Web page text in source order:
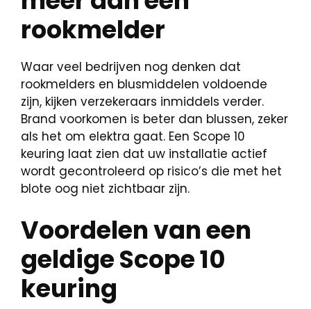
rookmelder
Waar veel bedrijven nog denken dat
rookmelders en blusmiddelen voldoende
zijn, kijken verzekeraars inmiddels verder.
Brand voorkomen is beter dan blussen, zeker
als het om elektra gaat. Een Scope 10
keuring laat zien dat uw installatie actief
wordt gecontroleerd op risico’s die met het
blote oog niet zichtbaar zijn.
Voordelen van een
geldige Scope 10
keuring